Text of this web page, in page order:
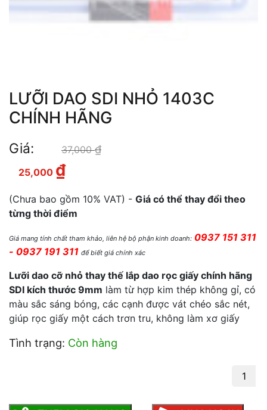
LƯỠI DAO SDI NHỎ 1403C
CHÍNH HÃNG
Giá: 37,000₫
25,000 ₫
(Chưa bao gồm 10% VAT) - Giá có thể thay đổi theo
từng thời điểm
Giá mang tính chất tham khảo, liên hệ bộ phận kinh doanh: 0937 151 311
- 0937 191 311 để biết giá chính xác
Lưỡi dao cỡ nhỏ thay thế lắp dao rọc giấy chính hãng
SDI kích thước 9mm làm từ hợp kim thép không gỉ, có
màu sắc sáng bóng, các cạnh được vát chéo sắc nét,
giúp rọc giấy một cách trơn tru, không làm xơ giấy
Tình trạng: Còn hàng